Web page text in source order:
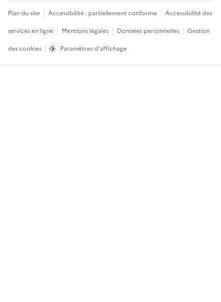
Menu
Plan du site Accessibilité : partiellement conforme
Accessibilité des
services en ligne
Mentions légales Données personnelles
Gestion
des cookies
Paramètres d'affichage